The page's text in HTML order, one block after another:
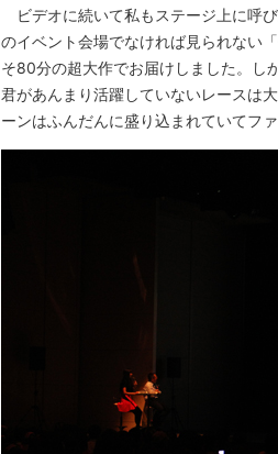
ビデオに続いて私もステージ上に呼
のイベント会場でなければ見られない
そ80分の超大作でお届けしました。し
君があんまり活躍していないレースは
ーンはふんだんに盛り込まれていてフ